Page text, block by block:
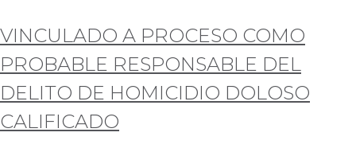
VINCULADO A PROCESO COMO
PROBABLE RESPONSABLE DEL
DELITO DE HOMICIDIO DOLOSO
CALIFICADO